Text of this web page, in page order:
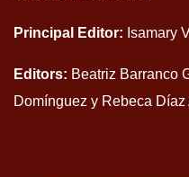
Principal Editor: Isamary
Editors: Beatriz Barranco
Domínguez y Rebeca Díaz